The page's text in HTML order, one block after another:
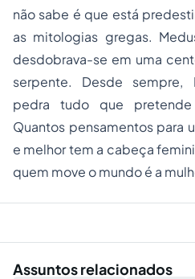
não sabe é que está
as mitologias gregas.
desdobrava-se em uma
serpente. Desde sempre,
pedra tudo que pretende
Quantos pensamentos para
e melhor tem a cabeça
quem move o mundo é a
Assuntos relacionados